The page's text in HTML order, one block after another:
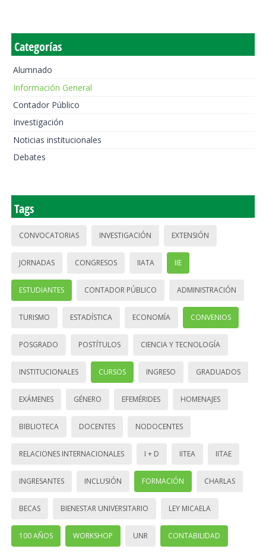
Categorías
Alumnado
Información General
Contador Público
Investigación
Noticias institucionales
Debates
Tags
CONVOCATORIAS INVESTIGACIÓN EXTENSIÓN
JORNADAS CONGRESOS IIATA IIE
ESTUDIANTES CONTADOR PÚBLICO ADMINISTRACIÓN
TURISMO ESTADÍSTICA ECONOMÍA CONVENIOS
POSGRADO POSTÍTULOS CIENCIA Y TECNOLOGÍA
INSTITUCIONALES CURSOS INGRESO GRADUADOS
EXÁMENES GÉNERO EFEMÉRIDES HOMENAJES
BIBLIOTECA DOCENTES NODOCENTES
RELACIONES INTERNACIONALES I + D IITEA IITAE
INGRESANTES INCLUSIÓN FORMACIÓN CHARLAS
BECAS BIENESTAR UNIVERSITARIO LEY MICAELA
100 AÑOS WORKSHOP UNR CONTABILIDAD